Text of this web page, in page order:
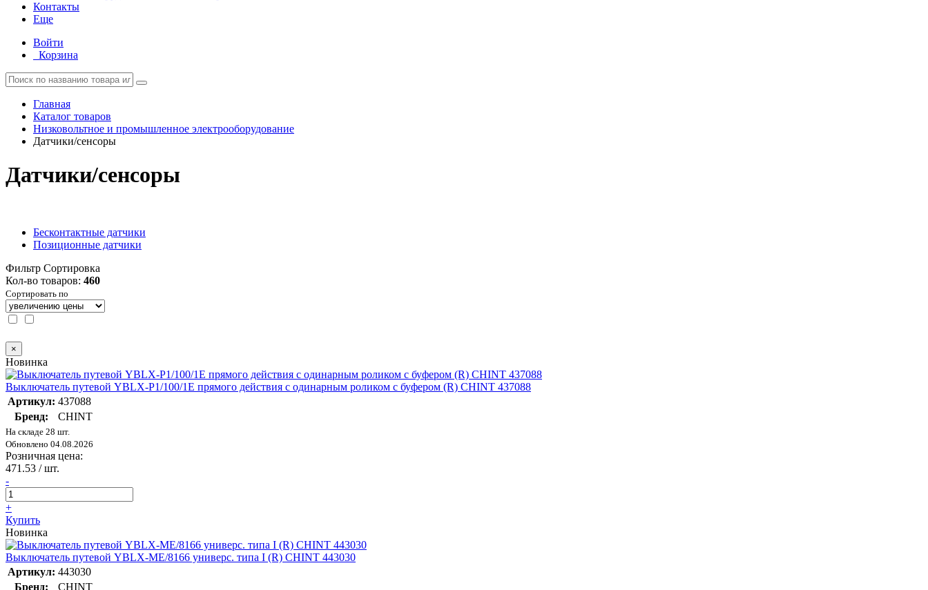
Контакты
Еще
Войти
Корзина
Главная
Каталог товаров
Низковольтное и промышленное электрооборудование
Датчики/сенсоры
Датчики/сенсоры
Бесконтактные датчики
Позиционные датчики
Фильтр Сортировка
Кол-во товаров: 460
Сортировать по
×
Новинка
Выключатель путевой YBLX-P1/100/1E прямого действия с одинарным роликом с буфером (R) CHINT 437088
Артикул: 437088
Бренд:
CHINT
На складе 28 шт.
Обновлено 04.08.2026
Розничная цена:
471.53 / шт.
-
+
Купить
Новинка
Выключатель путевой YBLX-ME/8166 универс. типа I (R) CHINT 443030
Артикул: 443030
Бренд:
CHINT